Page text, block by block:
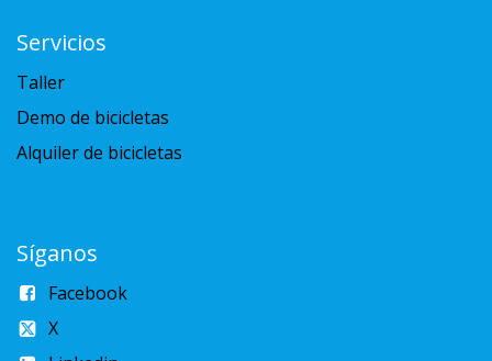
Servicios
Taller
Demo de bicicletas
Alquiler de bicicletas
Síganos
Facebook
X